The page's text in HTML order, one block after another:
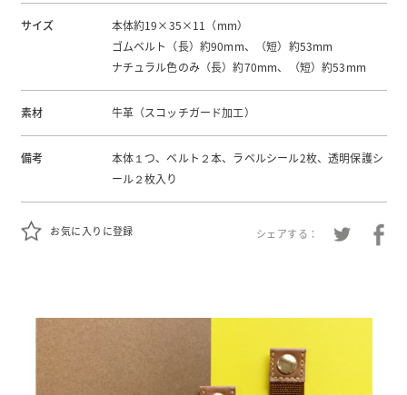
サイズ
本体約19×35×11（mm）
ゴムベルト（長）約90mm、（短）約53mm
ナチュラル色のみ（長）約70mm、（短）約53mm
素材 牛革（スコッチガード加工）
備考
本体１つ、ベルト２本、ラベルシール2枚、透明保護シ
ール２枚入り
お気に入りに登録 シェアする：